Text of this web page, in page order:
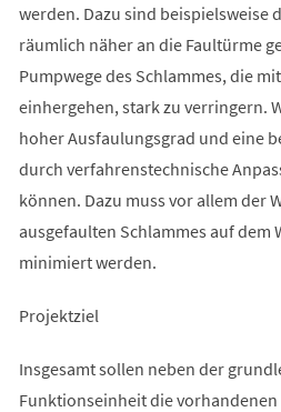
werden. Dazu sind beispielsweise
räumlich näher an die Faultürme
Pumpwege des Schlammes, die
einhergehen, stark zu verringern.
hoher Ausfaulungsgrad und eine
durch verfahrenstechnische
können. Dazu muss vor allem der
ausgefaulten Schlammes auf dem
minimiert werden.
Projektziel
Insgesamt sollen neben der
Funktionseinheit die